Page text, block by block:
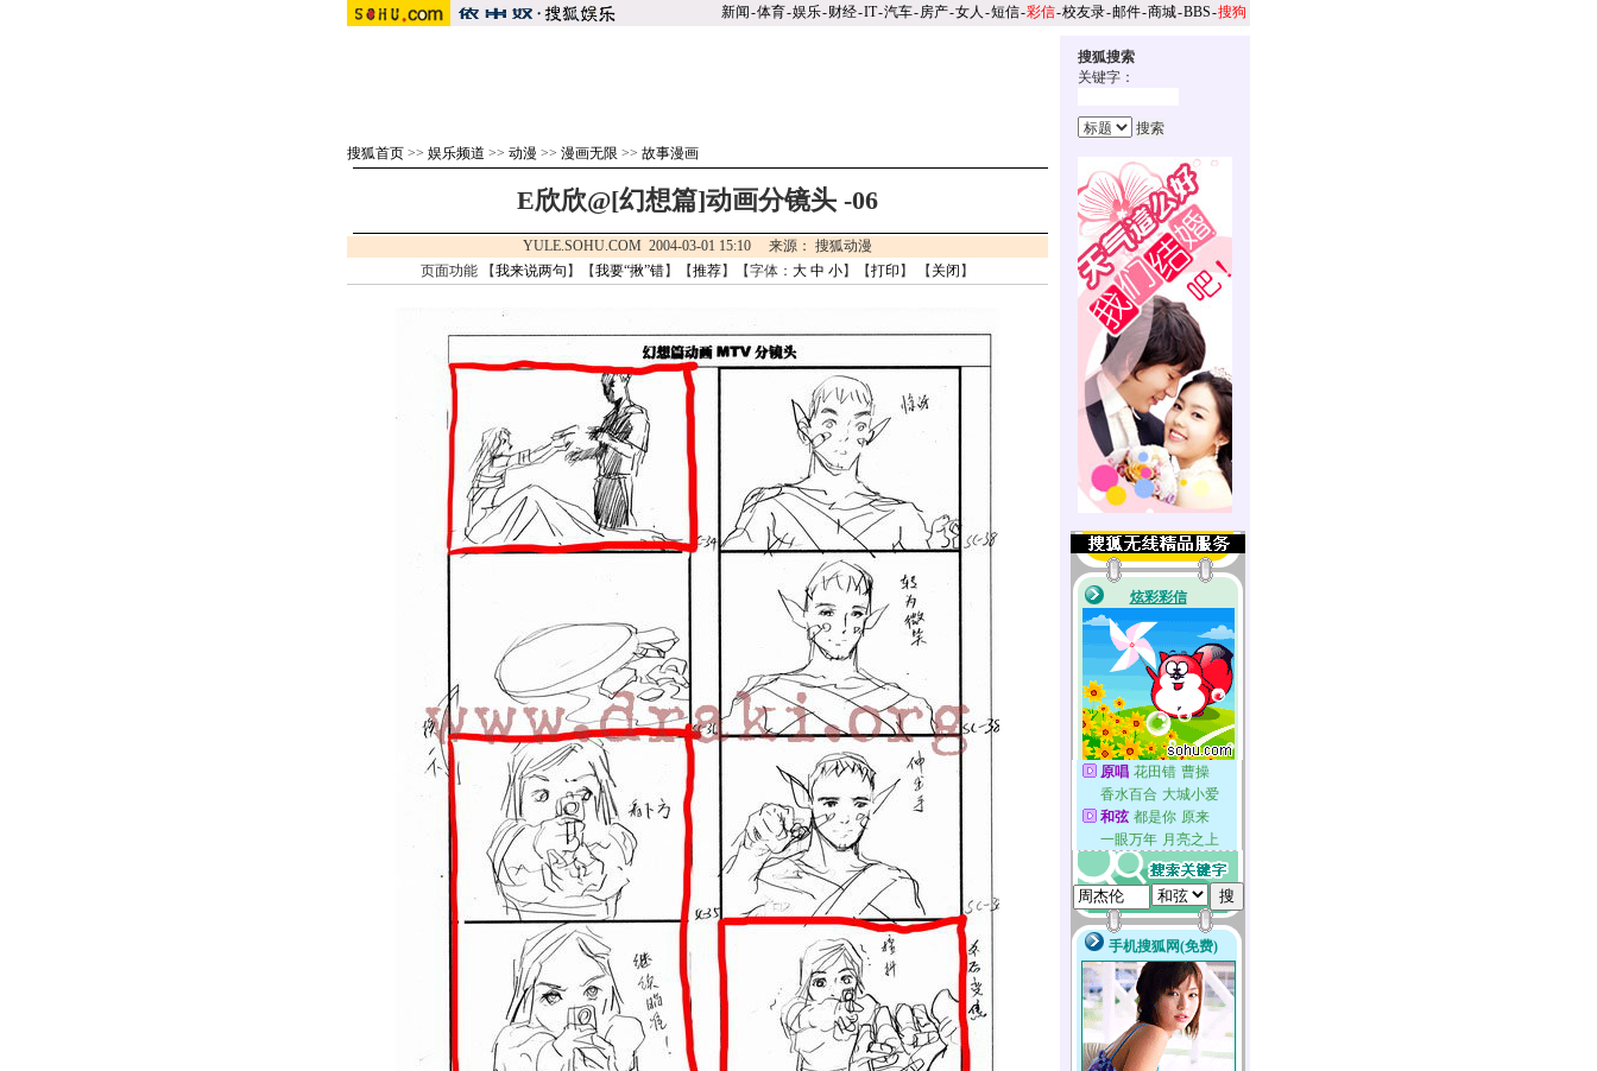
新闻-体育-娱乐-财经-IT-汽车-房产-女人 -短信-彩信-校友录-邮件-商城-BBS-搜狗
搜狐首页 >> 娱乐频道 >> 动漫 >> 漫画无限 >> 故事漫画
E欣欣@[幻想篇]动画分镜头 -06
YULE.SOHU.COM 2004-03-01 15:10 来源： 搜狐动漫
页面功能 【我来说两句 】【我要“揪”错】【推荐】【字体： 大 中 小】【打印 】 【 关闭 】
搜狐搜索
关键字：